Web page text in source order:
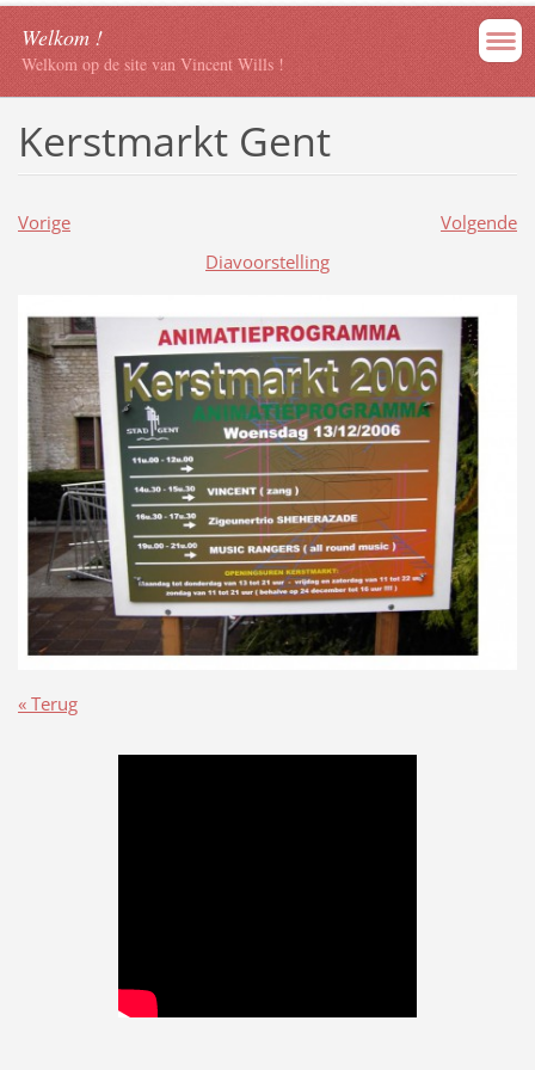
Welkom !
Welkom op de site van Vincent Wills !
Kerstmarkt Gent
Vorige
Volgende
Diavoorstelling
« Terug